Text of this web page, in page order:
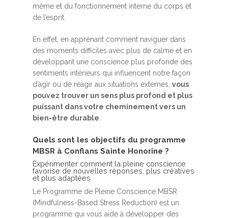
même et du fonctionnement interne du corps et
de l’esprit.
En effet, en apprenant comment naviguer dans
des moments difficiles avec plus de calme et en
développant une conscience plus profonde des
sentiments intérieurs qui influencent notre façon
d’agir ou de réagir aux situations externes, vous
pouvez trouver un sens plus profond et plus
puissant dans votre cheminement vers un
bien-être durable
Quels sont les objectifs du programme
MBSR à Conflans Sainte Honorine ?
Expérimenter comment la pleine conscience
favorise de nouvelles réponses, plus créatives
et plus adaptées
Le Programme de Pleine Conscience MBSR
(Mindfulness-Based Stress Reduction) est un
programme qui vous aide à développer des